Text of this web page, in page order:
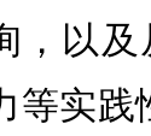
，以
等实践